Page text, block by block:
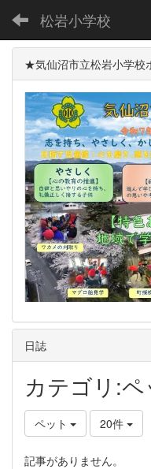
松岩小学校
★気仙沼市立松岩小学校
日誌
カテゴリ:ペ
ペット 20件
記事がありません。